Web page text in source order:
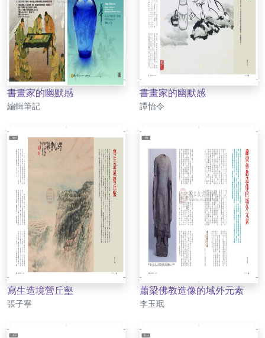
書畫家的幽默感
作者
編輯筆記
書畫家的幽默感
作者
譚怡令
寫生造境營丘壑
作者
張子寧
蕭梁佛教造像的域外元素
作者
李玉珉